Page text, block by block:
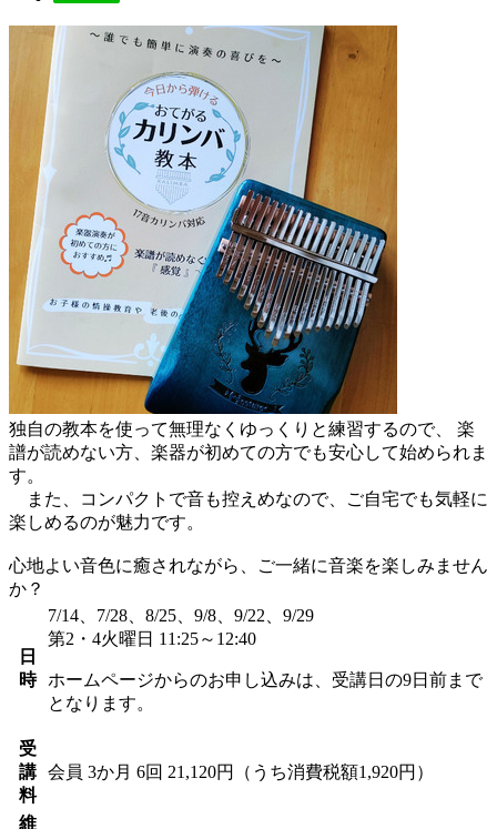
独自の教本を使って無理なくゆっくりと練習するので、 楽
譜が読めない方、楽器が初めての方でも安心して始められま
す。
また、コンパクトで音も控えめなので、ご自宅でも気軽に
楽しめるのが魅力です。
心地よい音色に癒されながら、ご一緒に音楽を楽しみません
か？
日
時
7/14、7/28、8/25、9/8、9/22、9/29
第2・4火曜日 11:25～12:40
ホームページからのお申し込みは、受講日の9日前まで
となります。
受
講
料
会員 3か月 6回 21,120円（うち消費税額1,920円）
維